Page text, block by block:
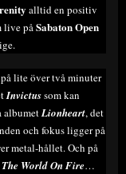
alltid en positiv
live påSabaton Open
lite över två minuter
Invictussom kan
albumetLionheart, det
och fokus ligger på
metal-hållet. Och på
The World On Fire…